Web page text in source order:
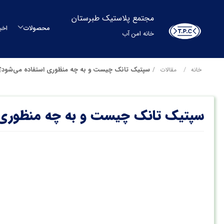
مجتمع پلاستیک طبرستان
خانه امن آب
محصولات
خانه مقالات سپتیک تانک چیست و به چه منظوری استفاده
سپتیک تانک چیست و به چه